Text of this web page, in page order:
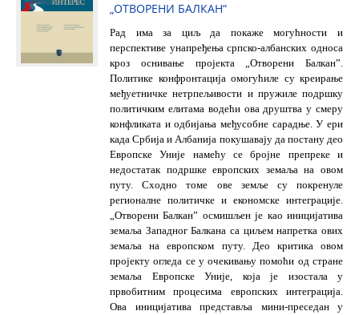
„ОТВОРЕНИ БАЛКАН“
Рад има за циљ да покаже могућности и
перспективе унапређења српско-албанских односа
кроз оснивање пројекта „Отворени Балкан”.
Политике конфронтација омогућиле су креирање
међуетничке нетрпељивости и пружиле подршку
политичким елитама водећи ова друштва у смеру
конфликата и одбијања међусобне сарадње. У ери
када Србија и Албанија покушавају да постану део
Европске Уније намећу се бројне препреке и
недостатак подршке европских земаља на овом
путу. Сходно томе ове земље су покренуле
регионалне политичке и економске интеграције.
„Отворени Балкан” осмишљен је као иницијатива
земаља Западног Балкана са циљем напретка ових
земаља на европском путу. Део критика овом
пројекту огледа се у очекивању помоћи од стране
земаља Европске Уније, која је изостала у
првобитним процесима европских интеграција.
Ова иницијатива представља мини-преседан у